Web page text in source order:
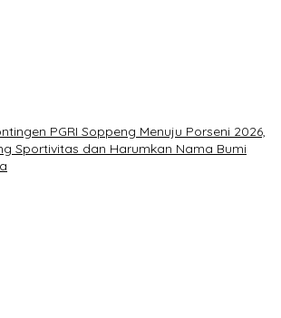
PGRI Soppeng Menuju Porseni 2026,
Sportivitas dan Harumkan Nama Bumi